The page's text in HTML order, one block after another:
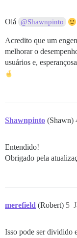
Olá @Shawnpinto
Acredito que um
melhorar o
usuários e,
Shawnpinto (Shawn)
Entendido!
Obrigado pela
merefield (Robert) 5
Isso pode ser dividido